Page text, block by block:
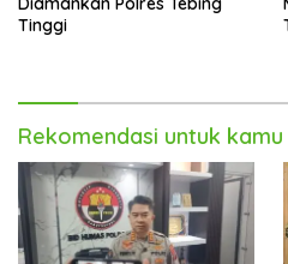
Tinggi
Rekomendasi untuk kamu